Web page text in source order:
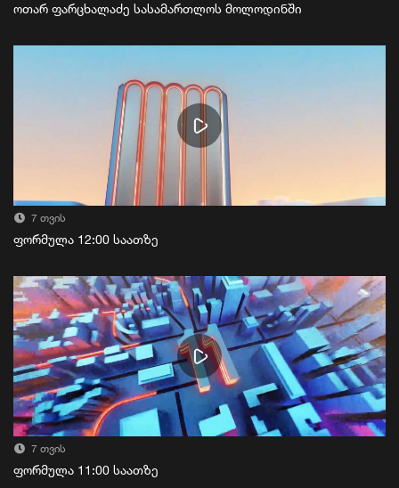
ოთარ ფარცხალაძე სასამართლოს მოლოდინში
7 თვის
ფორმულა 12:00 საათზე
7 თვის
ფორმულა 11:00 საათზე